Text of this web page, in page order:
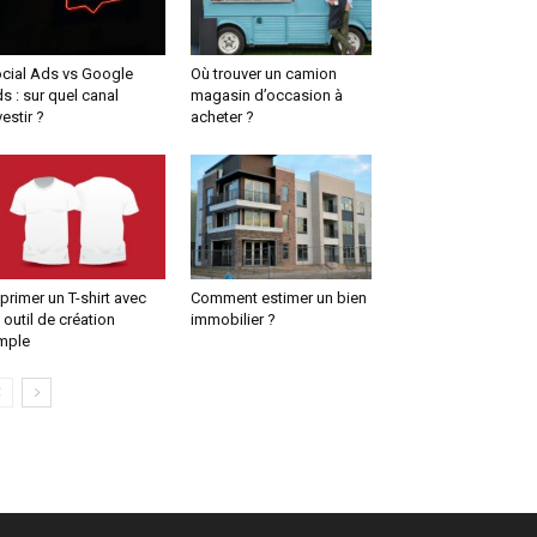
Ads vs Google
: sur quel canal
?
Où trouver un camion
magasin d’occasion à
acheter ?
un T-shirt avec
outil de création
Comment estimer un bien
immobilier ?